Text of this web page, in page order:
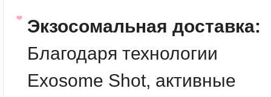
Экзосомальная доставка:
Благодаря технологии
Exosome Shot, активные